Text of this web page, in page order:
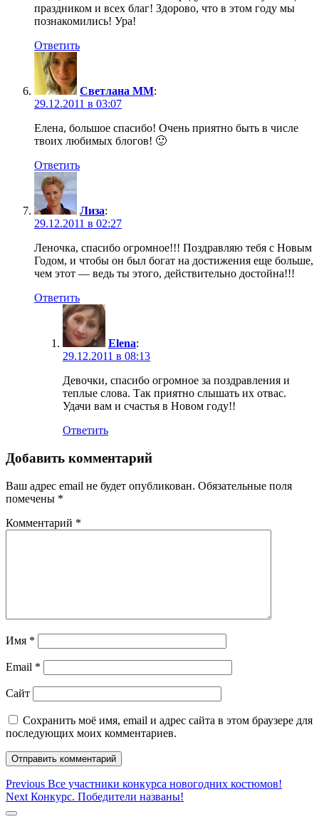
праздником и всех благ! Здорово, что в этом году мы
познакомились! Ура!
Ответить
Светлана ММ:
29.12.2011 в 03:07
Елена, большое спасибо! Очень приятно быть в числе
твоих любимых блогов! 🙂
Ответить
Лиза:
29.12.2011 в 02:27
Леночка, спасибо огромное!!! Поздравляю тебя с Новым
Годом, и чтобы он был богат на достижения еще больше,
чем этот — ведь ты этого, действительно достойна!!!
Ответить
Elena:
29.12.2011 в 08:13
Девочки, спасибо огромное за поздравления и
теплые слова. Так приятно слышать их отвас.
Удачи вам и счастья в Новом году!!
Ответить
Добавить комментарий
Ваш адрес email не будет опубликован. Обязательные поля
помечены *
Комментарий *
Имя *
Email *
Сайт
Сохранить моё имя, email и адрес сайта в этом браузере для
последующих моих комментариев.
Навигация
по
Previous Previous
post:
Все участники конкурса новогодних костюмов!
Next Next
Конкурс. Победители названы!
Sidebar